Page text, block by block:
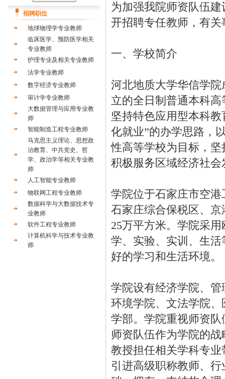
招聘职位
地球物理学专业教师
临床医学、预防医学相关
专业教师
护理专业及相关专业教师
法学专业教师
数字经济专业教师
审计学专业教师
大数据管理与应用专业教
师
智能制造工程专业教师
马克思主义理论、思想政
治教育、中共党史、哲
学、政治学等相关专业教
师
人工智能专业教师
物联网工程专业教师
数据科学与大数据技术专
业教师
软件工程专业教师
计算机科学与技术专业教
师
为加强我院师资队伍
开招聘专任教师，有
一、学校简介
河北地质大学华信学
立的全日制普通本科
坚持特色应用型本科
化就业”的办学思路，
性高等学校为目标，
积极服务区域经济社会
学院位于石家庄市空
石家庄综合保税区、
25万平方米。学院采
学、实验、实训、生
好的学习和生活环境。
学院设有经济学院、
环境学院、文法学院
学部。学院重视师资
师资队伍作为学院的
教授担任相关学科专
引进高级职称教师、